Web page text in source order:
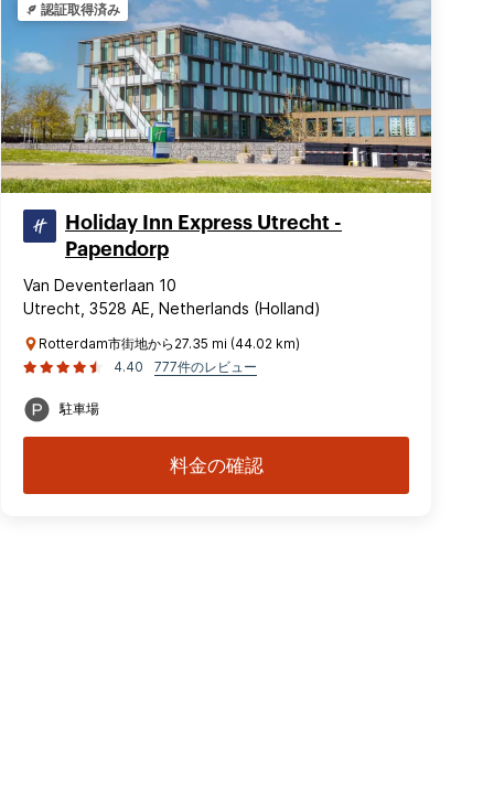
認証取得済み
Holiday Inn Express Utrecht -
Papendorp
Van Deventerlaan 10
Utrecht, 3528 AE, Netherlands (Holland)
Rotterdam市街地から27.35 mi (44.02 km)
4.40
777件のレビュー
駐車場
料金の確認